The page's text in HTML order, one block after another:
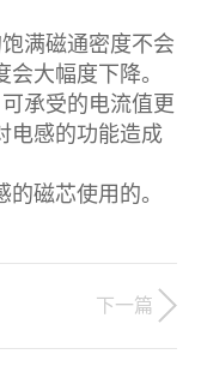
满磁通密度不会
大幅度下降。
承受的电流值更
电感的功能造成
磁芯使用的。
下一篇